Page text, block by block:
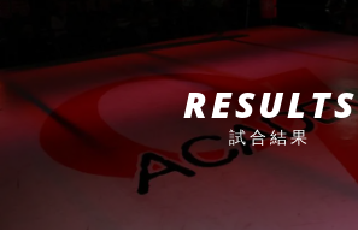
RESULTS
試合結果